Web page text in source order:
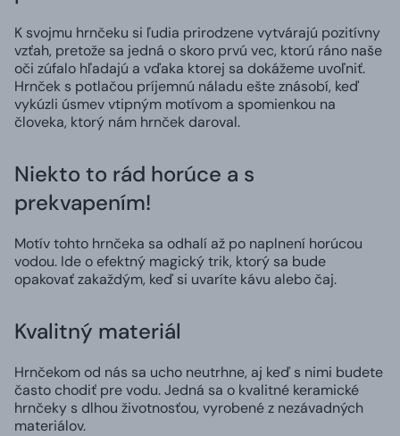
K svojmu hrnčeku si ľudia prirodzene vytvárajú pozitívny
vzťah, pretože sa jedná o skoro prvú vec, ktorú ráno naše
oči zúfalo hľadajú a vďaka ktorej sa dokážeme uvoľniť.
Hrnček s potlačou príjemnú náladu ešte znásobí, keď
vykúzli úsmev vtipným motívom a spomienkou na
človeka, ktorý nám hrnček daroval.
Niekto to rád horúce a s
prekvapením!
Motív tohto hrnčeka sa odhalí až po naplnení horúcou
vodou. Ide o efektný magický trik, ktorý sa bude
opakovať zakaždým, keď si uvaríte kávu alebo čaj.
Kvalitný materiál
Hrnčekom od nás sa ucho neutrhne, aj keď s nimi budete
často chodiť pre vodu. Jedná sa o kvalitné keramické
hrnčeky s dlhou životnosťou, vyrobené z nezávadných
materiálov.